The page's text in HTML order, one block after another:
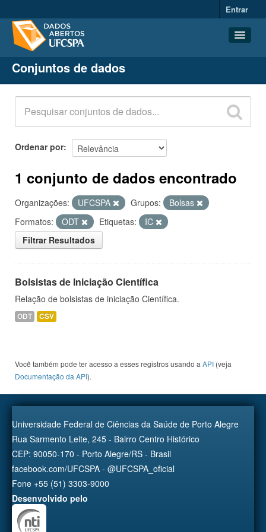
Entrar
Conjuntos de dados
Organizações
Grupos
Sobre
Conjuntos de dados
Ordenar por
1 conjunto de dados encontrado
Organizações: UFCSPA Grupos:
Bolsas
Formatos:
ODT Etiquetas:
IC
Filtrar Resultados
Bolsistas de Iniciação Científica
Relação de bolsistas de iniciação Científica.
ODT CSV
Você também pode ter acesso a esses registros usando a API (veja
Documentação da API).
Universidade Federal de Ciências da Saúde de Porto Alegre
Rua Sarmento Leite, 245 - Bairro Centro Histórico
CEP: 90050-170 - Porto Alegre/RS - Brasil
facebook.com/UFCSPA - @UFCSPA_oficial
Fone +55 (51) 3303-9000
Desenvolvido pelo